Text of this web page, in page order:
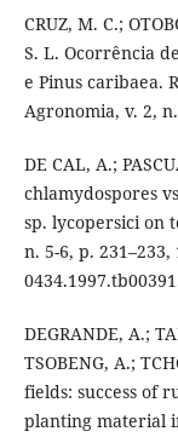
CRUZ, M. C.;
S. L. Ocorrência
e Pinus caribaea.
Agronomia, v. 2,
DE CAL, A.;
chlamydospores
sp. lycopersici on
n. 5-6, p. 231–233,
DEGRANDE, A.;
TSOBENG, A.;
fields: success of
planting material